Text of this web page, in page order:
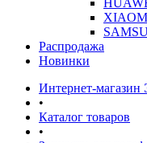
Распродажа
Новинки
Интернет-магазин
•
Каталог товаров
•